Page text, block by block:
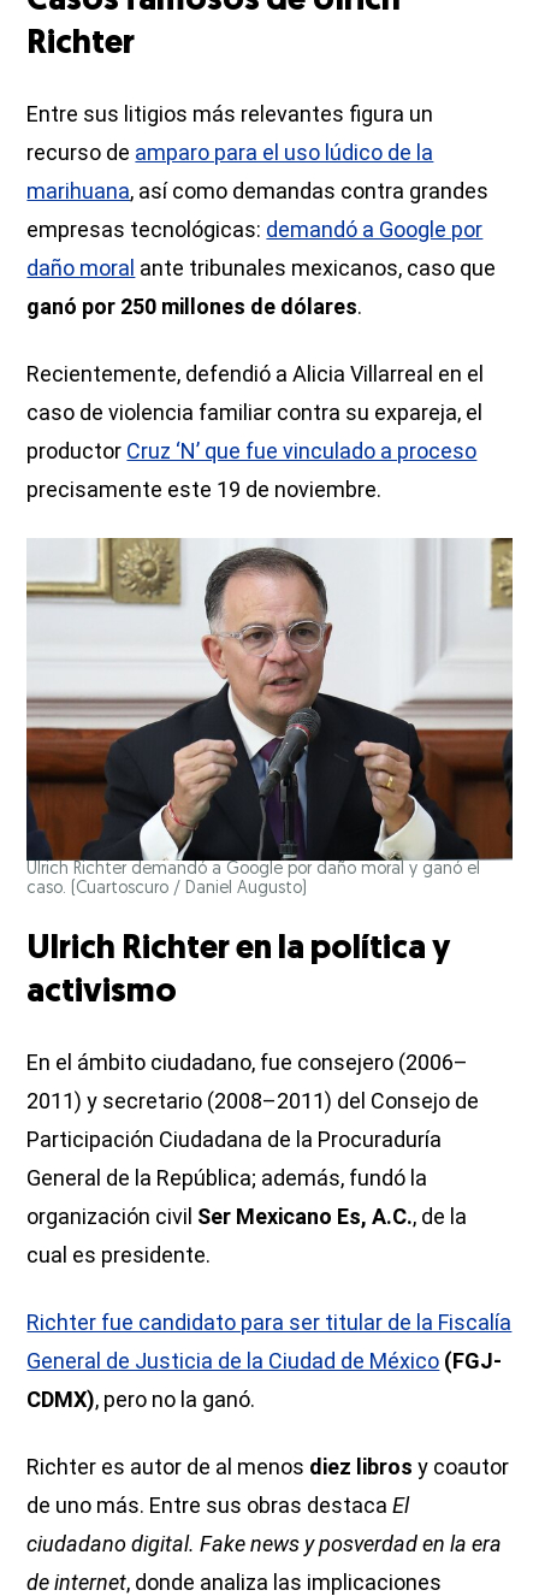
Richter
Entre sus litigios más relevantes figura un
recurso de amparo para el uso lúdico de la
marihuana, así como demandas contra grandes
empresas tecnológicas: demandó a Google por
daño moral ante tribunales mexicanos, caso que
ganó por 250 millones de dólares.
Recientemente, defendió a Alicia Villarreal en el
caso de violencia familiar contra su expareja, el
productor Cruz ‘N’ que fue vinculado a proceso
precisamente este 19 de noviembre.
Ulrich Richter demandó a Google por daño moral y ganó el
caso.
(Cuartoscuro / Daniel Augusto)
Ulrich Richter en la política y
activismo
En el ámbito ciudadano, fue consejero (2006–
2011) y secretario (2008–2011) del Consejo de
Participación Ciudadana de la Procuraduría
General de la República; además, fundó la
organización civil Ser Mexicano Es, A.C., de la
cual es presidente.
Richter fue candidato para ser titular de la Fiscalía
General de Justicia de la Ciudad de México (FGJ-
CDMX), pero no la ganó.
Richter es autor de al menos diez libros y coautor
de uno más. Entre sus obras destacaEl
ciudadano digital. Fake news y posverdad en la era
de internet, donde analiza las implicaciones